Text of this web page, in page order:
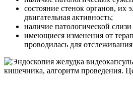
состояние стенок органов, их
двигательная активность;
наличие патологической
имеющиеся изменения от
проводилась для